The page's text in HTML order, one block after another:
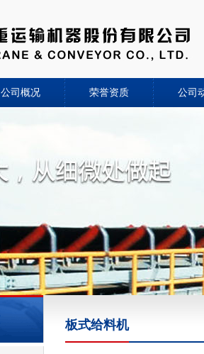
公司概况 荣誉资质 公司
板式给料机